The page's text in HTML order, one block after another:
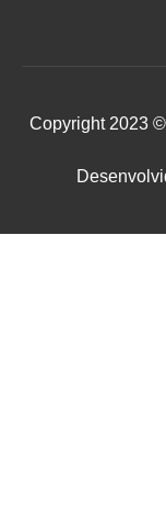
Copyright 2023 ©